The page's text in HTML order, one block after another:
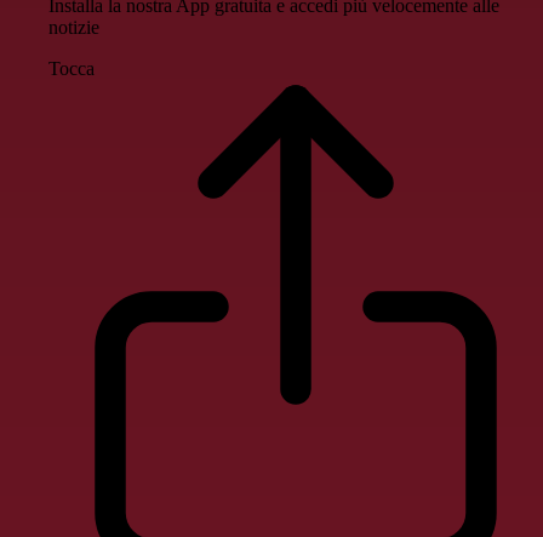
Installa la nostra App gratuita e accedi più velocemente alle
notizie
Tocca